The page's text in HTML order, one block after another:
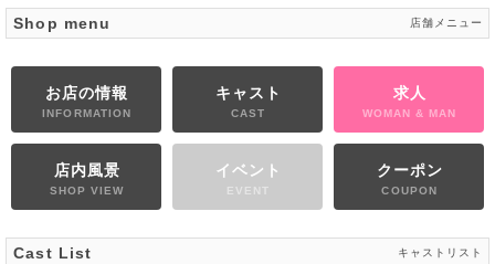
Shop menu
店舗メニュー
お店の情報
INFORMATION
キャスト
CAST
求人
WOMAN & MAN
店内風景
SHOP VIEW
イベント
EVENT
クーポン
COUPON
Cast List キャストリスト